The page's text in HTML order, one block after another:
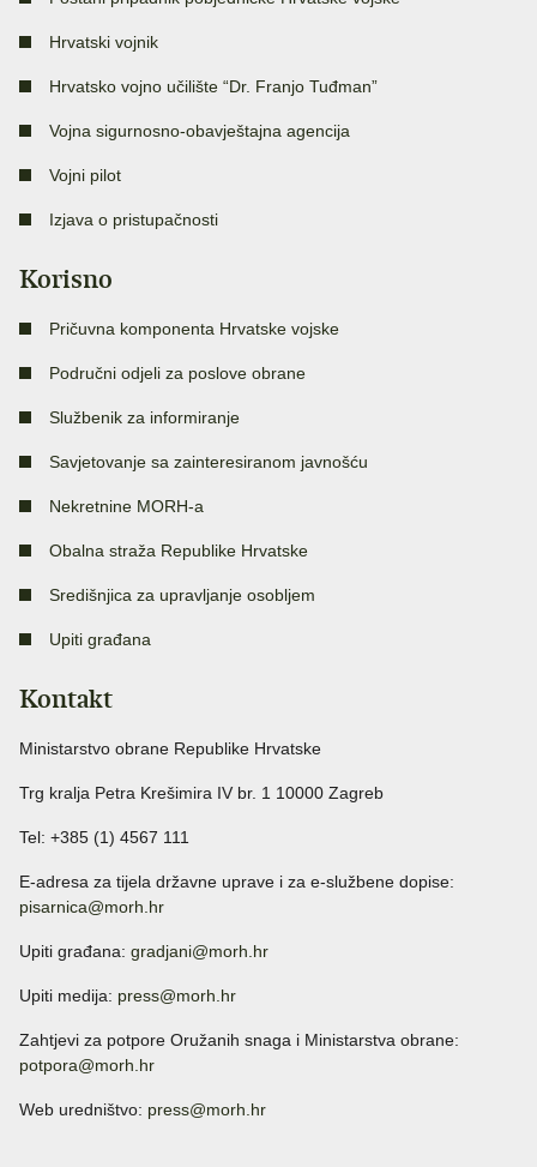
Hrvatski vojnik
Hrvatsko vojno učilište “Dr. Franjo Tuđman”
Vojna sigurnosno-obavještajna agencija
Vojni pilot
Izjava o pristupačnosti
Korisno
Pričuvna komponenta Hrvatske vojske
Područni odjeli za poslove obrane
Službenik za informiranje
Savjetovanje sa zainteresiranom javnošću
Nekretnine MORH-a
Obalna straža Republike Hrvatske
Središnjica za upravljanje osobljem
Upiti građana
Kontakt
Ministarstvo obrane Republike Hrvatske
Trg kralja Petra Krešimira IV br. 1 10000 Zagreb
Tel: +385 (1) 4567 111
E-adresa za tijela državne uprave i za e-službene dopise:
pisarnica@morh.hr
Upiti građana: gradjani@morh.hr
Upiti medija: press@morh.hr
Zahtjevi za potpore Oružanih snaga i Ministarstva obrane:
potpora@morh.hr
Web uredništvo: press@morh.hr